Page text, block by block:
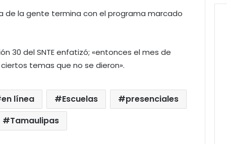
de la gente termina con el programa marcado
30 del SNTE enfatizó; «entonces el mes de
temas que no se dieron».
en línea Escuelas
presenciales
Tamaulipas